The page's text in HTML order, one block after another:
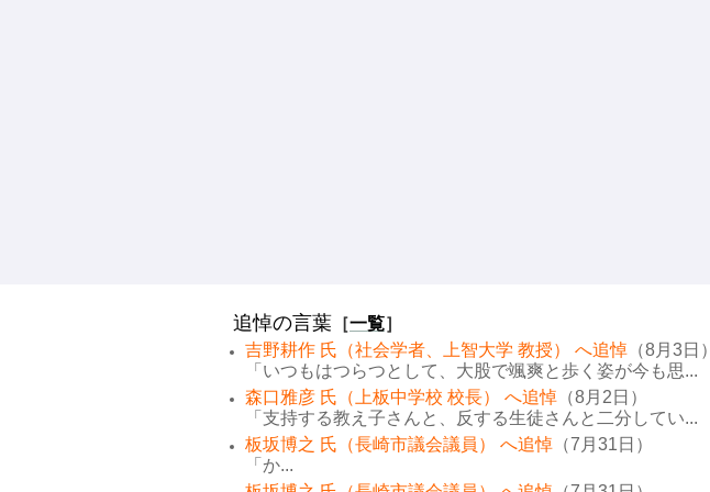
追悼の言葉 ［一覧］
吉野耕作 氏（社会学者、上智大学 教授） へ追悼 （8月3日）
「いつもはつらつとして、大股で颯爽と歩く姿が今も思...
森口雅彦 氏（上板中学校 校長） へ追悼 （8月2日）
「支持する教え子さんと、反する生徒さんと二分してい...
板坂博之 氏（長崎市議会議員） へ追悼 （7月31日）
「か...